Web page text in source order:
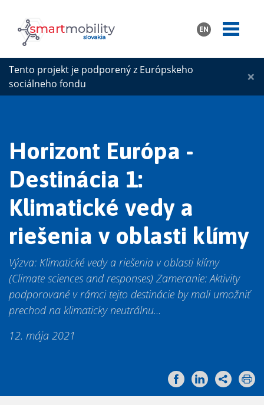
EN
Tento projekt je podporený z Európskeho
sociálneho fondu
×
Horizont Európa -
Destinácia 1:
Klimatické vedy a
riešenia v oblasti klímy
Výzva: Klimatické vedy a riešenia v oblasti klímy
(Climate sciences and responses) Zameranie: Aktivity
podporované v rámci tejto destinácie by mali umožniť
prechod na klimaticky neutrálnu...
12. mája 2021